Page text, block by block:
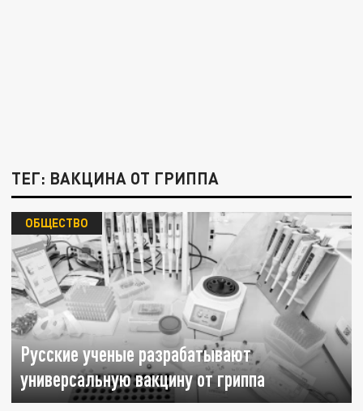
ТЕГ: ВАКЦИНА ОТ ГРИППА
Русские ученые разрабатывают
универсальную вакцину от гриппа
ОБЩЕСТВО